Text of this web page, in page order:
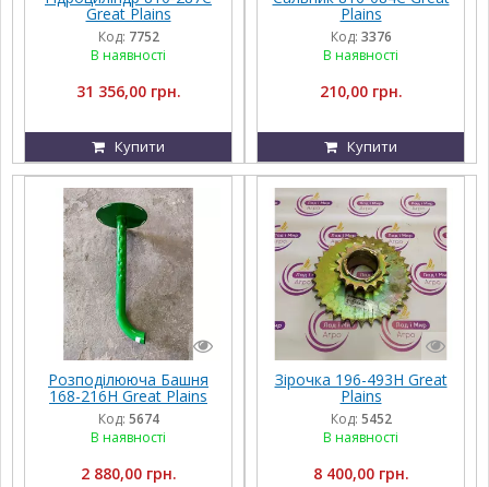
Great Plains
Код: 7752
В наявності
31 356,00 грн.
Купити
Plains
Код: 3376
В наявності
210,00 грн.
Купити
Розподілююча Башня
168-216H Great Plains
Код: 5674
В наявності
2 880,00 грн.
Зірочка 196-493H Great
Plains
Код: 5452
В наявності
8 400,00 грн.